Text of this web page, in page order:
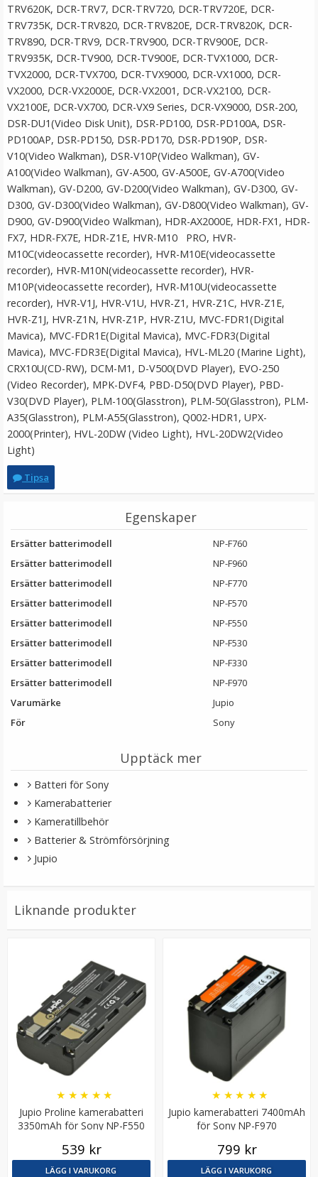
TRV620K, DCR-TRV7, DCR-TRV720, DCR-TRV720E, DCR-
TRV735K, DCR-TRV820, DCR-TRV820E, DCR-TRV820K, DCR-
TRV890, DCR-TRV9, DCR-TRV900, DCR-TRV900E, DCR-
TRV935K, DCR-TV900, DCR-TV900E, DCR-TVX1000, DCR-
TVX2000, DCR-TVX700, DCR-TVX9000, DCR-VX1000, DCR-
VX2000, DCR-VX2000E, DCR-VX2001, DCR-VX2100, DCR-
VX2100E, DCR-VX700, DCR-VX9 Series, DCR-VX9000, DSR-200,
DSR-DU1(Video Disk Unit), DSR-PD100, DSR-PD100A, DSR-
PD100AP, DSR-PD150, DSR-PD170, DSR-PD190P, DSR-
V10(Video Walkman), DSR-V10P(Video Walkman), GV-
A100(Video Walkman), GV-A500, GV-A500E, GV-A700(Video
Walkman), GV-D200, GV-D200(Video Walkman), GV-D300, GV-
D300, GV-D300(Video Walkman), GV-D800(Video Walkman), GV-
D900, GV-D900(Video Walkman), HDR-AX2000E, HDR-FX1, HDR-
FX7, HDR-FX7E, HDR-Z1E, HVR-M10 PRO, HVR-
M10C(videocassette recorder), HVR-M10E(videocassette
recorder), HVR-M10N(videocassette recorder), HVR-
M10P(videocassette recorder), HVR-M10U(videocassette
recorder), HVR-V1J, HVR-V1U, HVR-Z1, HVR-Z1C, HVR-Z1E,
HVR-Z1J, HVR-Z1N, HVR-Z1P, HVR-Z1U, MVC-FDR1(Digital
Mavica), MVC-FDR1E(Digital Mavica), MVC-FDR3(Digital
Mavica), MVC-FDR3E(Digital Mavica), HVL-ML20 (Marine Light),
CRX10U(CD-RW), DCM-M1, D-V500(DVD Player), EVO-250
(Video Recorder), MPK-DVF4, PBD-D50(DVD Player), PBD-
V30(DVD Player), PLM-100(Glasstron), PLM-50(Glasstron), PLM-
A35(Glasstron), PLM-A55(Glasstron), Q002-HDR1, UPX-
2000(Printer), HVL-20DW (Video Light), HVL-20DW2(Video
Light)
Tipsa
Egenskaper
Ersätter batterimodell
NP-F760
Ersätter batterimodell
NP-F960
Ersätter batterimodell
NP-F770
Ersätter batterimodell
NP-F570
Ersätter batterimodell
NP-F550
Ersätter batterimodell
NP-F530
Ersätter batterimodell
NP-F330
Ersätter batterimodell
NP-F970
Varumärke
Jupio
För
Sony
Upptäck mer
Batteri för Sony
Kamerabatterier
Kameratillbehör
Batterier & Strömförsörjning
Jupio
Liknande produkter
Jupio Proline kamerabatteri
3350mAh för Sony NP-F550
★ ★ ★ ★ ★
539 kr
LÄGG I VARUKORG
Jupio kamerabatteri 7400mAh
för Sony NP-F970
★ ★ ★ ★ ★
799 kr
LÄGG I VARUKORG